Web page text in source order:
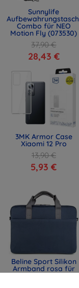
Sunnylife
Combo für NEO
Motion Fly (073530)
37,90 €
28,43 €
3MK Armor Case
Xiaomi 12 Pro
13,90 €
5,93 €
Beline Sport Silikon
Armband rosa für
Apple Watch